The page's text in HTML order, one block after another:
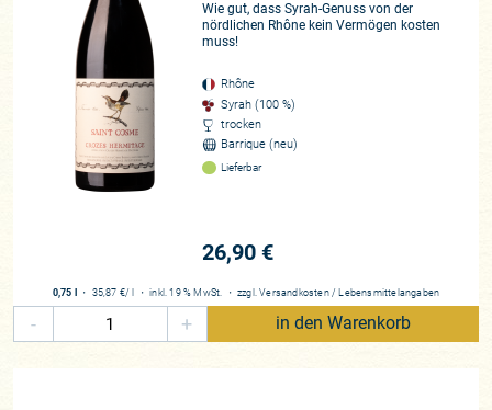
Wie gut, dass Syrah-Genuss von der
nördlichen Rhône kein Vermögen kosten
muss!
Rhône
Syrah (100 %)
trocken
Barrique (neu)
Lieferbar
26,90 €
0,75 l ・ 35,87 €/ l ・inkl. 19 % MwSt. ・ zzgl.Versandkosten / Lebensmittelangaben
- + in den Warenkorb